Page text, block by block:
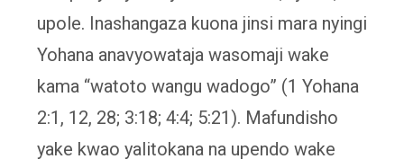
upole. Inashangaza kuona jinsi mara nyingi
Yohana anavyowataja wasomaji wake
kama “watoto wangu wadogo” (1 Yohana
2:1, 12, 28; 3:18; 4:4; 5:21). Mafundisho
yake kwao yalitokana na upendo wake